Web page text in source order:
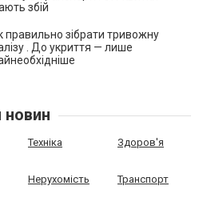
збій
правильно зібрати тривожну
. До укриття — лише
новин
Техніка Здоров'я
Нерухомість Транспорт